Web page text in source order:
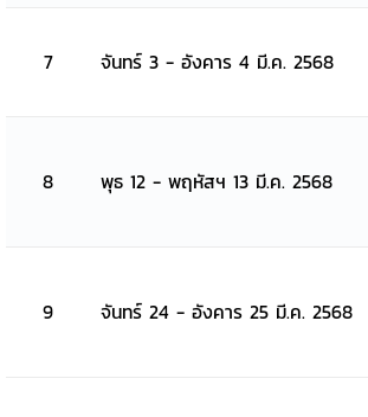
7 จันทร์ 3 - อังคาร 4 มี.ค. 2568
8 พุธ 12 - พฤหัสฯ 13 มี.ค. 2568
9 จันทร์ 24 - อังคาร 25 มี.ค. 2568